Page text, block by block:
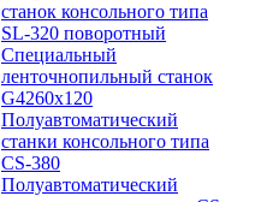
станок консольного типа
SL-320 поворотный
Специальный
ленточнопильный станок
G4260x120
Полуавтоматический
станки консольного типа
CS-380
Полуавтоматический